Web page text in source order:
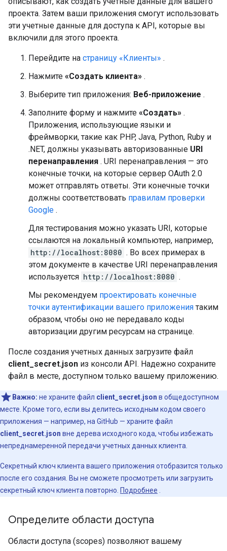
проекта. Затем ваши приложения смогут использовать
эти учетные данные для доступа к API, которые вы
включили для этого проекта.
Перейдите на страницу «Клиенты» .
Нажмите «Создать клиента» .
Выберите тип приложения: Веб-приложение .
Заполните форму и нажмите «Создать» .
Приложения, использующие языки и
фреймворки, такие как PHP, Java, Python, Ruby и
.NET, должны указывать авторизованные URI
перенаправления . URI перенаправления — это
конечные точки, на которые сервер OAuth 2.0
может отправлять ответы. Эти конечные точки
должны соответствовать правилам проверки
Google .
Для тестирования можно указать URI, которые
ссылаются на локальный компьютер, например,
http://localhost:8080 . Во всех примерах в
этом документе в качестве URI перенаправления
используется http://localhost:8080 .
Мы рекомендуем проектировать конечные
точки аутентификации вашего приложения таким
образом, чтобы оно не передавало коды
авторизации другим ресурсам на странице.
После создания учетных данных загрузите файл
client_secret.json из консоли API. Надежно сохраните
файл в месте, доступном только вашему приложению.
Важно: не храните файл client_secret.json в общедоступном
месте. Кроме того, если вы делитесь исходным кодом своего
приложения — например, на GitHub — храните файл
client_secret.json вне дерева исходного кода, чтобы избежать
непреднамеренной передачи учетных данных клиента.
Секретный ключ клиента вашего приложения отобразится только
после его создания. Вы не сможете просмотреть или загрузить
секретный ключ клиента повторно. Подробнее
Определите области доступа
Области доступа (scopes) позволяют вашему